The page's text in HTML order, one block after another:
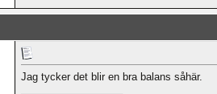
Jag tycker det blir en bra balans såhär.